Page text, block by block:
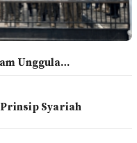
Unggula…
Syariah